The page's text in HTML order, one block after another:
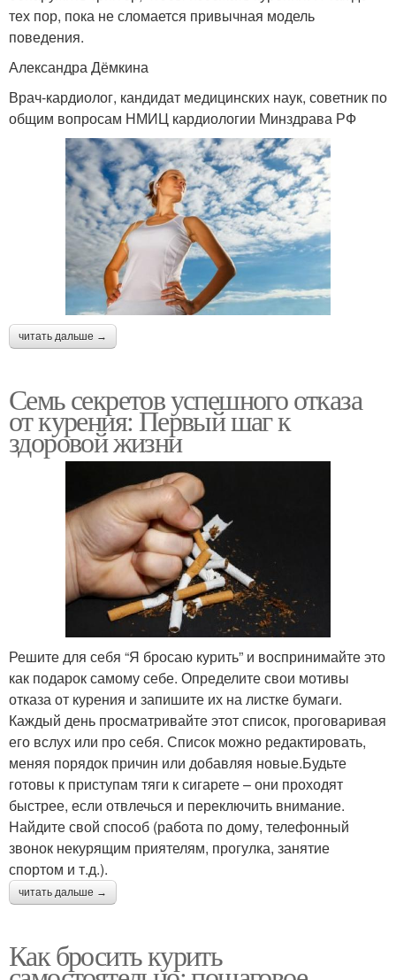
тех пор, пока не сломается привычная модель
поведения.
Александра Дёмкина
Врач-кардиолог, кандидат медицинских наук, советник по
общим вопросам НМИЦ кардиологии Минздрава РФ
читать дальше →
Семь секретов успешного отказа
от курения: Первый шаг к
здоровой жизни
Решите для себя “Я бросаю курить” и воспринимайте это
как подарок самому себе. Определите свои мотивы
отказа от курения и запишите их на листке бумаги.
Каждый день просматривайте этот список, проговаривая
его вслух или про себя. Список можно редактировать,
меняя порядок причин или добавляя новые.Будьте
готовы к приступам тяги к сигарете – они проходят
быстрее, если отвлечься и переключить внимание.
Найдите свой способ (работа по дому, телефонный
звонок некурящим приятелям, прогулка, занятие
спортом и т.д.).
читать дальше →
Как бросить курить